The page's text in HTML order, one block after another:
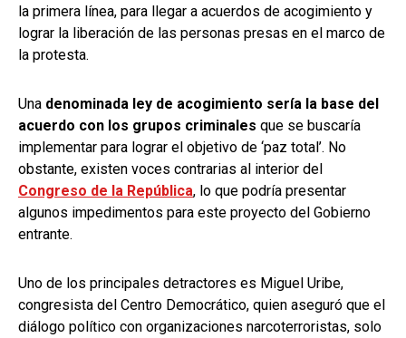
la primera línea, para llegar a acuerdos de acogimiento y
lograr la liberación de las personas presas en el marco de
la protesta.
Una denominada ley de acogimiento sería la base del
acuerdo con los grupos criminales que se buscaría
implementar para lograr el objetivo de ‘paz total’. No
obstante, existen voces contrarias al interior del
Congreso de la República, lo que podría presentar
algunos impedimentos para este proyecto del Gobierno
entrante.
Uno de los principales detractores es Miguel Uribe,
congresista del Centro Democrático, quien aseguró que el
diálogo político con organizaciones narcoterroristas, solo